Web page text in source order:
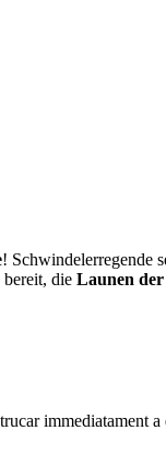
! Schwindelerregende
bereit, die Launen der
immediatament